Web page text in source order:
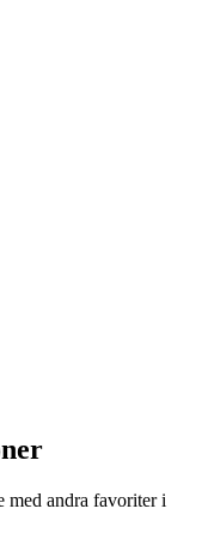
andra favoriter i